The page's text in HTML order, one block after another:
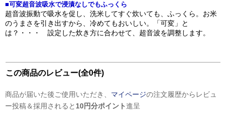
■可変超音波吸水で浸漬なしでもふっくら
超音波振動で吸水を促し、洗米してすぐ炊いても、ふっくら。お米
のうまさを引き出すから、冷めてもおいしい。「可変」と
は？・・・ 設定した炊き方に合わせて、超音波を調整します。
この商品のレビュー(全0件)
商品が届いた後ご使用いただき、 マイページの注文履歴からレビュ
ー投稿＆採用されると 10円分ポイント進呈